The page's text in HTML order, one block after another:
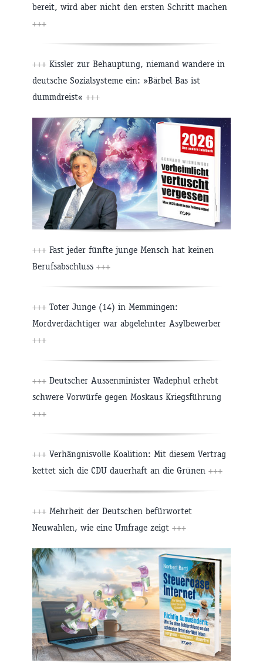
bereit, wird aber nicht den ersten Schritt machen
+++
+++ Kissler zur Behauptung, niemand wandere in
deutsche Sozialsysteme ein: »Bärbel Bas ist
dummdreist« +++
+++ Fast jeder fünfte junge Mensch hat keinen
Berufsabschluss +++
+++ Toter Junge (14) in Memmingen:
Mordverdächtiger war abgelehnter Asylbewerber
+++
+++ Deutscher Aussenminister Wadephul erhebt
schwere Vorwürfe gegen Moskaus Kriegsführung
+++
+++ Verhängnisvolle Koalition: Mit diesem Vertrag
kettet sich die CDU dauerhaft an die Grünen +++
+++ Mehrheit der Deutschen befürwortet
Neuwahlen, wie eine Umfrage zeigt +++